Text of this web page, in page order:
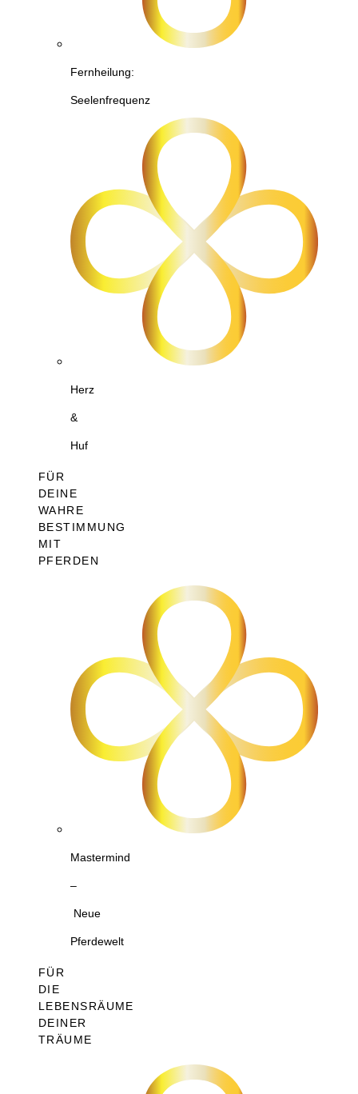
Fernheilung:
Seelenfrequenz
Herz
&
Huf
FÜR
DEINE
WAHRE
BESTIMMUNG
MIT
PFERDEN
Mastermind
–
Neue
Pferdewelt
FÜR
DIE
LEBENSRÄUME
DEINER
TRÄUME